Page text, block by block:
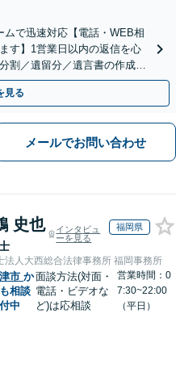
ムで迅速対応【電話・WEB相
す】1営業日以内の返信を心
割／遺留分／遺言書の作成・
【休日相談あり】
見る
メールでお問い合わせ
史也
インタビュ
ーを見る
福岡県
法人大西総合法律事務所 福岡事務所
市 か
相談
中
面談方法(対面・
電話・ビデオな
ど)は応相談
営業時間：0
7:30~22:00
（平日）